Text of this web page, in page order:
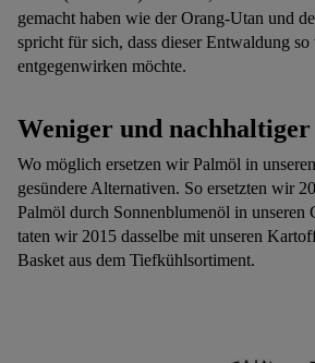
gemacht haben wie der Orang-Utan und
spricht für sich, dass dieser Entwaldung
entgegenwirken möchte.
Weniger und nachhaltiger
Wo möglich ersetzen wir Palmöl in
gesündere Alternativen. So ersetzten wir
Palmöl durch Sonnenblumenöl in unseren
taten wir 2015 dasselbe mit unseren
Basket aus dem Tiefkühlsortiment.